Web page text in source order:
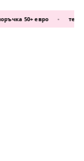
50+ евро •